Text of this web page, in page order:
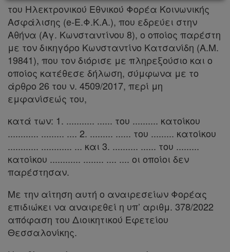
Ελλάδας
Πληροφορίες
Εταιρεία
Επικοινωνία
χρήσης
απορρήτου
και
cookies
του Ηλεκτρονικού Εθνικού Φορέα Κοινωνικής
Ασφάλισης (e-Ε.Φ.Κ.Α.), που εδρεύει στην
Αθήνα (Αγ. Κωνσταντίνου 8), ο οποίος παρέστη
με τον δικηγόρο Κωνσταντίνο Κατσανίδη (Α.Μ.
19841), που τον διόρισε με πληρεξούσιο και ο
οποίος κατέθεσε δήλωση, σύμφωνα με το
άρθρο 26 του ν. 4509/2017, περί μη
εμφανίσεώς του,
κατά των: 1. ........... ...... του .......... κατοίκου
............ ......... .... 2. ......... ...... του ......... κατοίκου
............ ............ ... και 3. .......... ...... του .........
κατοίκου ............ ........ .... .... οι οποίοι δεν
παρέστησαν.
Με την αίτηση αυτή ο αναιρεσείων Φορέας
επιδιώκει να αναιρεθεί η υπ’ αριθμ. 378/2022
απόφαση του Διοικητικού Εφετείου
Θεσσαλονίκης.